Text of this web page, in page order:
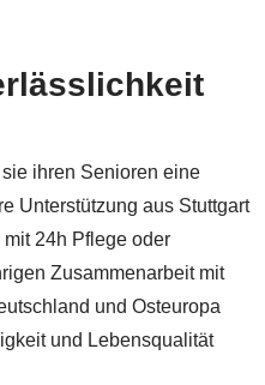
ihren Senioren eine
Unterstützung aus Stuttgart
24h Pflege oder
Zusammenarbeit mit
und Osteuropa
und Lebensqualität